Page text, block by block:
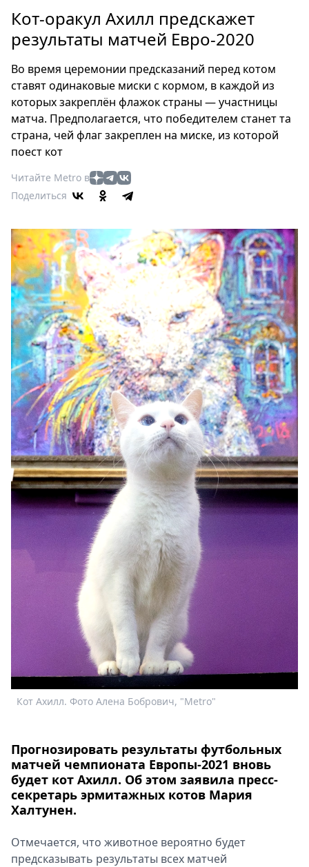
Россия
Мир
Еда
Туризм
Мода
Театр
Афиша
Книги
Пресс-
релизы
О
Metro
Стримы
Спецпроекты
Звезды
Выборы
2026
Скачай
Metro
Кот-оракул Ахилл предскажет
результаты матчей Евро-2020
Во время церемонии предсказаний перед котом
ставят одинаковые миски с кормом, в каждой из
которых закреплён флажок страны — участницы
матча. Предполагается, что победителем станет та
страна, чей флаг закреплен на миске, из которой
поест кот
Читайте Metro в
Поделиться
Кот Ахилл. Фото Алена Бобрович, "Metro"
Прогнозировать результаты футбольных
матчей чемпионата Европы-2021 вновь
будет кот Ахилл. Об этом заявила пресс-
секретарь эрмитажных котов Мария
Халтунен.
Отмечается, что животное вероятно будет
предсказывать результаты всех матчей